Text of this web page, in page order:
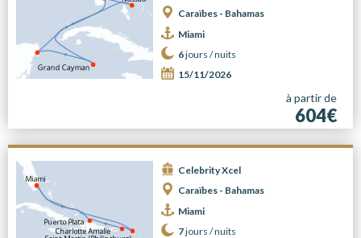
Caraïbes - Bahamas
Miami
6jours /nuits
15/11/2026
à partir de
604€
Celebrity Xcel
Caraïbes - Bahamas
Miami
7jours /nuits